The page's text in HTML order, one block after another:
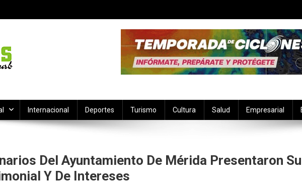
Internacional Deportes Turismo Cultura Salud Empresarial
Del Ayuntamiento De Mérida Presentaron Su
Y De Intereses